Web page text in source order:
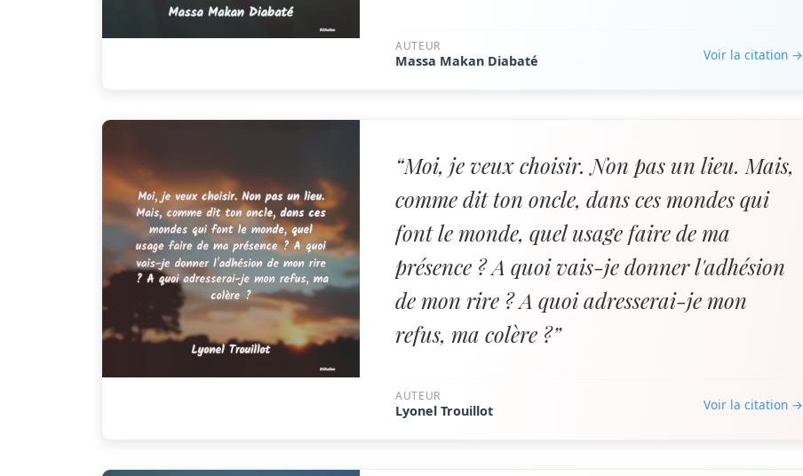
AUTEUR
Massa Makan Diabaté Voir la citation →
“Moi, je veux choisir. Non pas un lieu. Mais,
comme dit ton oncle, dans ces mondes qui
font le monde, quel usage faire de ma
présence ? A quoi vais-je donner l'adhésion
de mon rire ? A quoi adresserai-je mon
refus, ma colère ?”
AUTEUR
Lyonel Trouillot Voir la citation →